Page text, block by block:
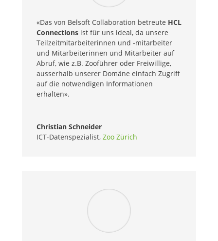
«Das von Belsoft Collaboration betreute HCL
Connectionsist für uns ideal, da unsere
Teilzeitmitarbeiterinnen und -mitarbeiter
und Mitarbeiterinnen und Mitarbeiter auf
Abruf, wie z.B. Zooführer oder Freiwillige,
ausserhalb unserer Domäne einfach Zugriff
auf die notwendigen Informationen
erhalten».
Christian Schneider
ICT-Datenspezialist, Zoo Zürich